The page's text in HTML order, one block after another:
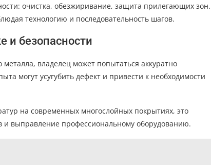
очистка, обезжиривание, защита прилегающих зон.
технологию и последовательность шагов.
и безопасности
владелец может попытаться аккуратно
могут усугубить дефект и привести к необходимости
на современных многослойных покрытиях, это
и выправление профессиональному оборудованию.